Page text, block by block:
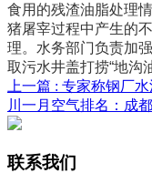
食用的残渣油脂处理
猪屠宰过程中产生的
理。水务部门负责加
取污水井盖打捞“地沟
上一篇 : 专家称钢厂
川一月空气排名：成
联系我们